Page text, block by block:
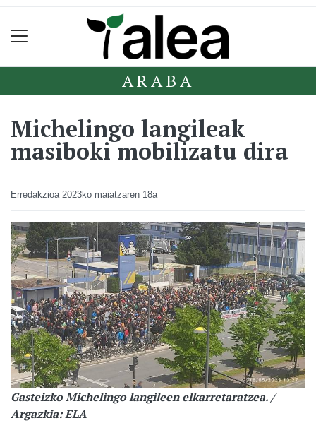
ARABA
Michelingo langileak
masiboki mobilizatu dira
Erredakzioa 2023ko maiatzaren 18a
Gasteizko Michelingo langileen elkarretaratzea. /
Argazkia: ELA